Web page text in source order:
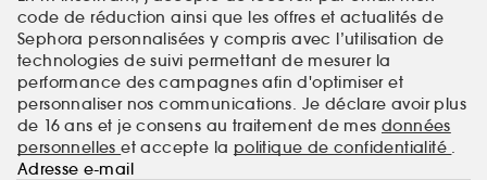
code de réduction ainsi que les offres et actualités de
Sephora personnalisées y compris avec l’utilisation de
technologies de suivi permettant de mesurer la
performance des campagnes afin d'optimiser et
personnaliser nos communications. Je déclare avoir plus
de 16 ans et je consens au traitement de mes données
personnelleset accepte la politique de confidentialité
Adresse e-mail